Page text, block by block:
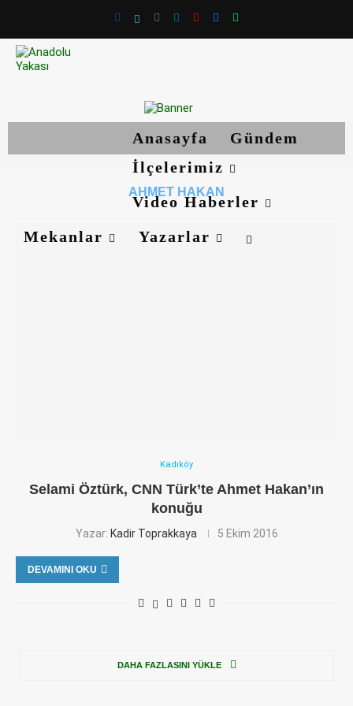
Anasayfa
Gündem
İlçelerimiz
Video Haberler
Mekanlar
Yazarlar
AHMET HAKAN
Kadıköy
Selami Öztürk, CNN Türk’te Ahmet Hakan’ın
konuğu
Yazar: Kadir Toprakkaya 5 Ekim 2016
DEVAMINI OKU
DAHA FAZLASINI YÜKLE